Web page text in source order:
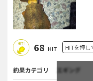
68 HIT HITを押し
釣果カテゴリ エギング